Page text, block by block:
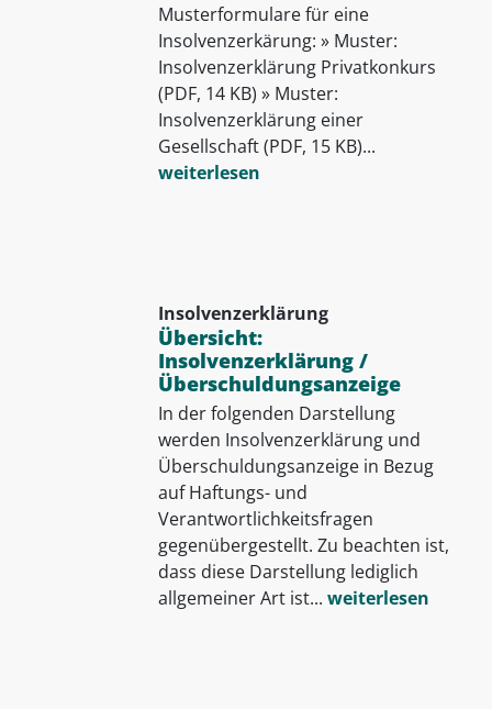
Musterformulare für eine
Insolvenzerkärung: » Muster:
Insolvenzerklärung Privatkonkurs
(PDF, 14 KB) » Muster:
Insolvenzerklärung einer
Gesellschaft (PDF, 15 KB)...
weiterlesen
Insolvenzerklärung
Übersicht:
Insolvenzerklärung /
Überschuldungsanzeige
In der folgenden Darstellung
werden Insolvenzerklärung und
Überschuldungsanzeige in Bezug
auf Haftungs- und
Verantwortlichkeitsfragen
gegenübergestellt. Zu beachten ist,
dass diese Darstellung lediglich
allgemeiner Art ist... weiterlesen